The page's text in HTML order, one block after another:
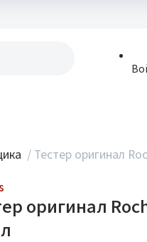
/ Тестер оригинал
оригинал